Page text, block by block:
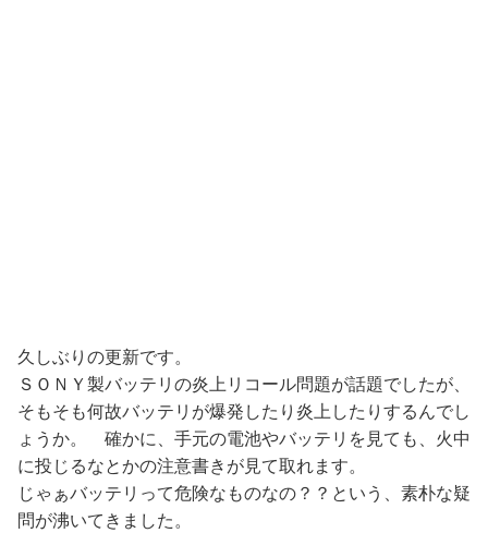
久しぶりの更新です。
ＳＯＮＹ製バッテリの炎上リコール問題が話題でしたが、
そもそも何故バッテリが爆発したり炎上したりするんでし
ょうか。 確かに、手元の電池やバッテリを見ても、火中
に投じるなとかの注意書きが見て取れます。
じゃぁバッテリって危険なものなの？？という、素朴な疑
問が沸いてきました。